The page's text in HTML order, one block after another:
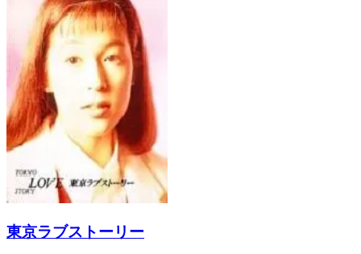
東京ラブストーリー